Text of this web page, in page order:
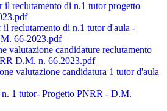
il reclutamento di n.1 tutor progetto
reclutamento di n.1 tutor d'aula -
66-2023.pdf
valutazione candidature reclutamento
D.M. n. 66.2023.pdf
valutazione candidatura 1 tutor d'aula
n. 1 tutor- Progetto PNRR - D.M.